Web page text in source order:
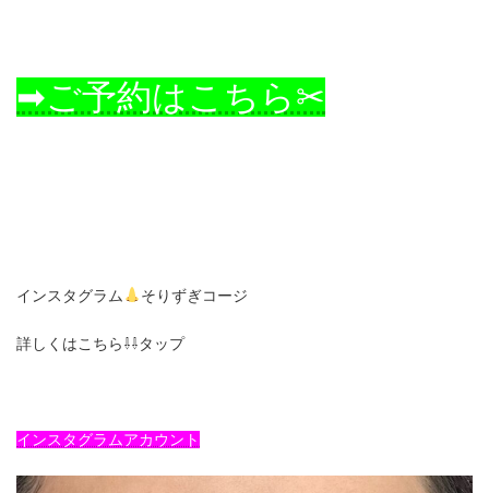
➡ご予約はこちら✂
インスタグラム そりずぎコージ
詳しくはこちら⇩⇩タップ
インスタグラムアカウント